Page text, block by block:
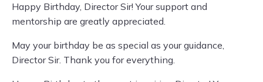
Happy Birthday, Director Sir! Your support and
mentorship are greatly appreciated.
May your birthday be as special as your guidance,
Director Sir. Thank you for everything.